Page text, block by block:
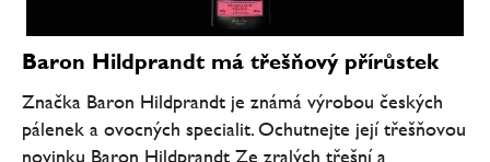
Baron Hildprandt má třešňový přírůstek
Značka Baron Hildprandt je známá výrobou českých
pálenek a ovocných specialit. Ochutnejte její třešňovou
novinku Baron Hildprandt Ze zralých třešní a